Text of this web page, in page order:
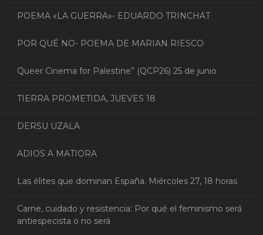
POEMA «LA GUERRA»- EDUARDO TRINCHAT
POR QUÉ NO- POEMA DE MARIAN RIESCO
Queer Cinema for Palestine” (QCP26) 25 de junio
TIERRA PROMETIDA, JUEVES 18
DERSU UZALA
ADIOS A MATIORA
Las élites que dominan España. Miércoles 27, 18 horas
Carne, cuidado y resistencia: Por qué el feminismo será
antiespecista o no será